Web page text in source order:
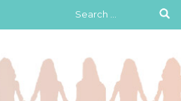
Search
for: